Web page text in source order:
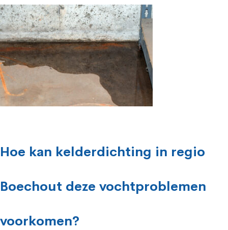
Hoe kan kelderdichting in regio
Boechout deze vochtproblemen
voorkomen?